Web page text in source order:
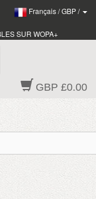
Français/GBP/
SUR WOPA+
GBP £0.00